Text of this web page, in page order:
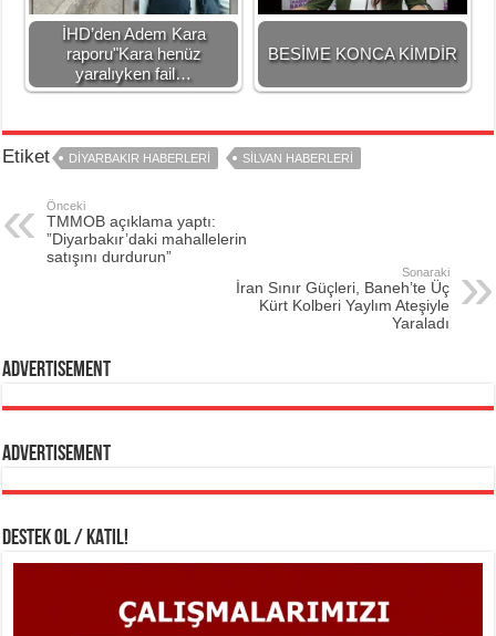
İHD’den Adem Kara
raporu"Kara henüz
yaralıyken fail…
BESİME KONCA KİMDİR
Etiket DIYARBAKIR HABERLERI SILVAN HABERLERI
Önceki
TMMOB açıklama yaptı:
”Diyarbakır’daki mahallelerin
satışını durdurun”
Sonaraki
İran Sınır Güçleri, Baneh’te Üç
Kürt Kolberi Yaylım Ateşiyle
Yaraladı
Advertisement
Advertisement
DESTEK OL / KATIL!